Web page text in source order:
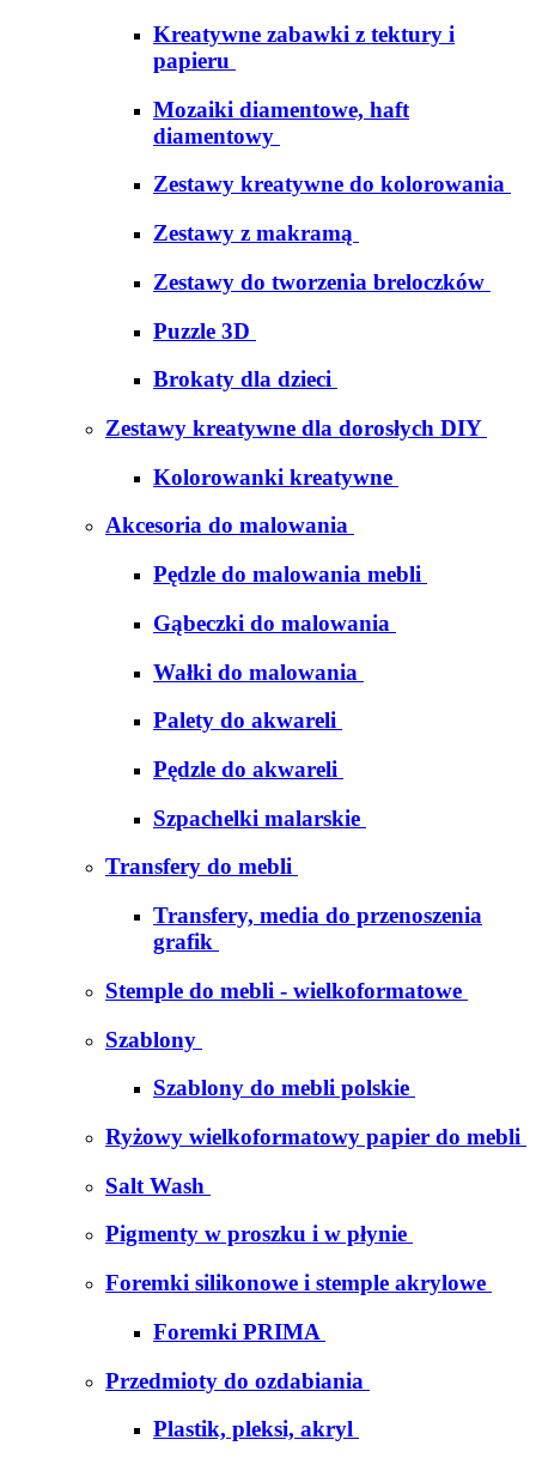
Kreatywne zabawki z tektury i
papieru
Mozaiki diamentowe, haft
diamentowy
Zestawy kreatywne do kolorowania
Zestawy z makramą
Zestawy do tworzenia breloczków
Puzzle 3D
Brokaty dla dzieci
Zestawy kreatywne dla dorosłych DIY
Kolorowanki kreatywne
Akcesoria do malowania
Pędzle do malowania mebli
Gąbeczki do malowania
Wałki do malowania
Palety do akwareli
Pędzle do akwareli
Szpachelki malarskie
Transfery do mebli
Transfery, media do przenoszenia
grafik
Stemple do mebli - wielkoformatowe
Szablony
Szablony do mebli polskie
Ryżowy wielkoformatowy papier do mebli
Salt Wash
Pigmenty w proszku i w płynie
Foremki silikonowe i stemple akrylowe
Foremki PRIMA
Przedmioty do ozdabiania
Plastik, pleksi, akryl